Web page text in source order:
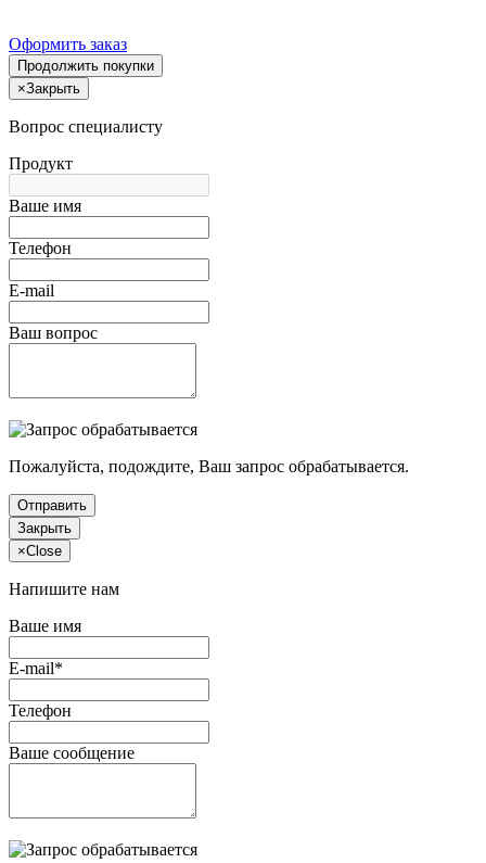
Оформить заказ
Продолжить покупки
×Закрыть
Вопрос специалисту
Продукт
Ваше имя
Телефон
E-mail
Ваш вопрос
Пожалуйста, подождите, Ваш запрос обрабатывается.
Отправить
Закрыть
×Close
Напишите нам
Ваше имя
E-mail*
Телефон
Ваше сообщение